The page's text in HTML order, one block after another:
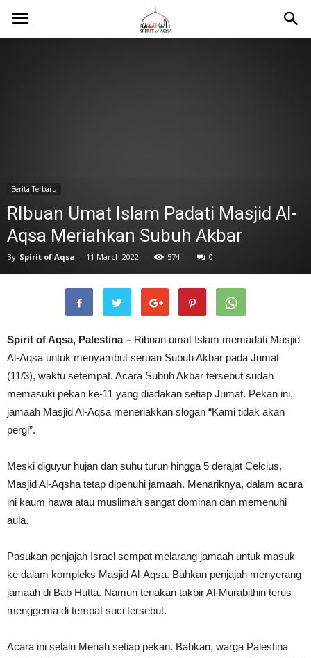
Berita Terbaru
RIbuan Umat Islam Padati Masjid Al-
Aqsa Meriahkan Subuh Akbar
By Spirit of Aqsa - 11 March 2022 574 0
Spirit of Aqsa, Palestina – Ribuan umat Islam memadati Masjid
Al-Aqsa untuk menyambut seruan Subuh Akbar pada Jumat
(11/3), waktu setempat. Acara Subuh Akbar tersebut sudah
memasuki pekan ke-11 yang diadakan setiap Jumat. Pekan ini,
jamaah Masjid Al-Aqsa meneriakkan slogan “Kami tidak akan
pergi”.
Meski diguyur hujan dan suhu turun hingga 5 derajat Celcius,
Masjid Al-Aqsha tetap dipenuhi jamaah. Menariknya, dalam acara
ini kaum hawa atau muslimah sangat dominan dan memenuhi
aula.
Pasukan penjajah Israel sempat melarang jamaah untuk masuk
ke dalam kompleks Masjid Al-Aqsa. Bahkan penjajah menyerang
jamaah di Bab Hutta. Namun teriakan takbir Al-Murabithin terus
menggema di tempat suci tersebut.
Acara ini selalu Meriah setiap pekan. Bahkan, warga Palestina